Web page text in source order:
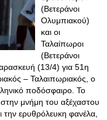
(Βετεράνοι
Ολυμπιακού)
και οι
Ταλαίπωροι
(Βετεράνοι
(13/4) για 51η
– Ταλαιπωριακός, ο
ποδόσφαιρο. Το
στην μνήμη του αξέχαστου
την ερυθρόλευκη φανέλα,